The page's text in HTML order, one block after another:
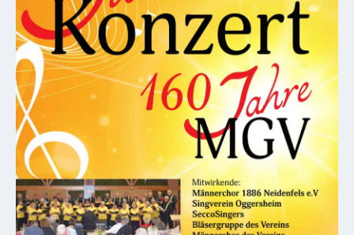
Katastrophenschutz
Notfallnummern
Suche
Niederkirchen
bei
Social
Media
Sitemap